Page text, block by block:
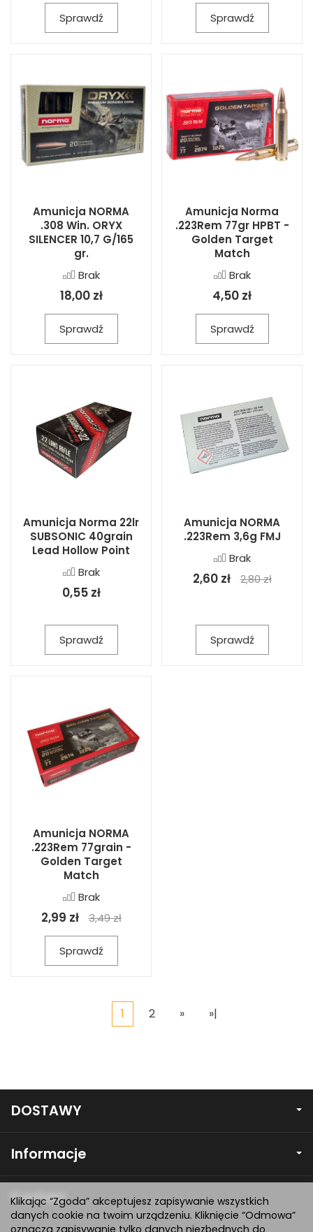
Sprawdź Sprawdź
Amunicja NORMA
.308 Win. ORYX
SILENCER 10,7 G/165
gr.
Brak
18,00 zł
Sprawdź
Amunicja Norma
.223Rem 77gr HPBT -
Golden Target
Match
Brak
4,50 zł
Sprawdź
Amunicja Norma 22lr
SUBSONIC 40grain
Lead Hollow Point
Brak
0,55 zł
Sprawdź
Amunicja NORMA
.223Rem 3,6g FMJ
Brak
2,60 zł 2,80 zł
Sprawdź
Amunicja NORMA
.223Rem 77grain -
Golden Target
Match
Brak
2,99 zł 3,49 zł
Sprawdź
1 2 » »|
DOSTAWY
Informacje
Kontakt
Klikając “Zgoda” akceptujesz zapisywanie wszystkich
danych cookie na twoim urządzeniu. Kliknięcie “Odmowa”
oznacza zapisywanie tylko danych niezbędnych do